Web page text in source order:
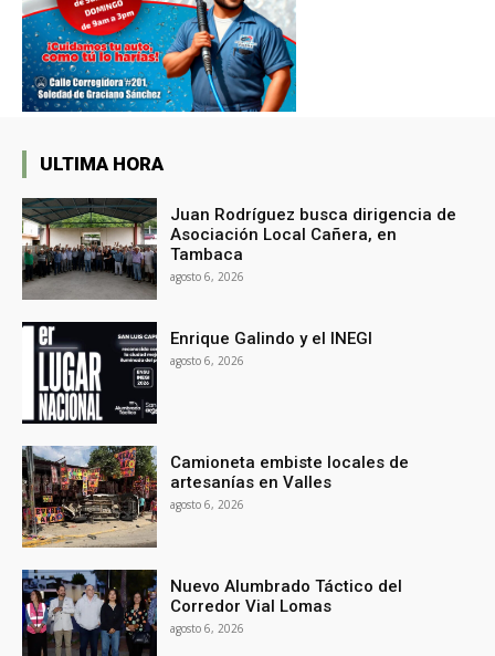
ULTIMA HORA
Juan Rodríguez busca dirigencia de
Asociación Local Cañera, en
Tambaca
agosto 6, 2026
Enrique Galindo y el INEGI
agosto 6, 2026
Camioneta embiste locales de
artesanías en Valles
agosto 6, 2026
Nuevo Alumbrado Táctico del
Corredor Vial Lomas
agosto 6, 2026